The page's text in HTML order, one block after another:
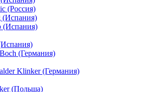
(Россия)
(Испания)
(Испания)
(Германия)
Klinker (Германия)
(Польша)